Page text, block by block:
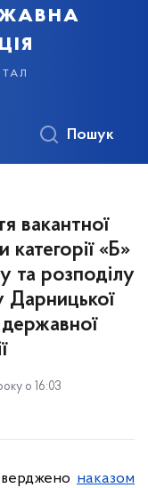
Пошук
вакантної
«Б»
та розподілу
Дарницької
державної
о 16:03
наказом